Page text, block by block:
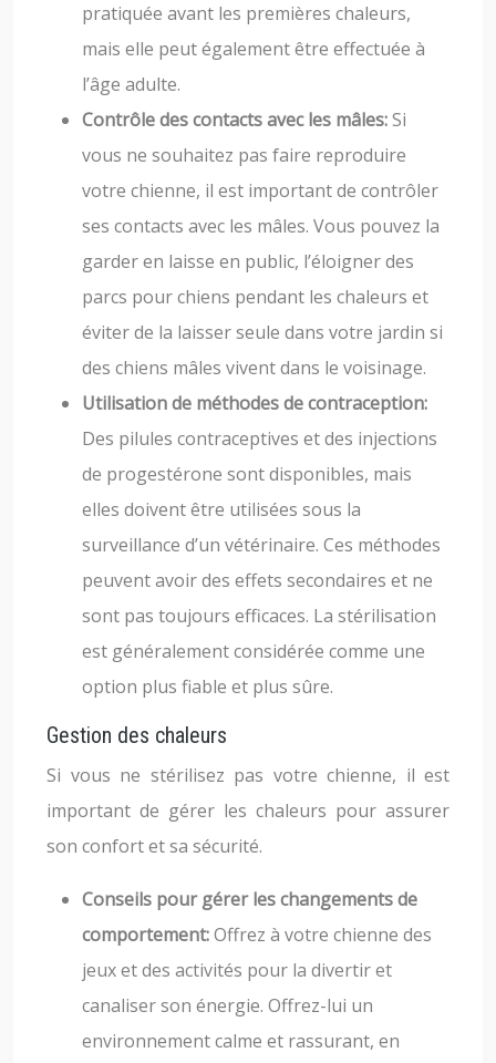
pratiquée avant les premières chaleurs,
mais elle peut également être effectuée à
l’âge adulte.
Contrôle des contacts avec les mâles:Si
vous ne souhaitez pas faire reproduire
votre chienne, il est important de contrôler
ses contacts avec les mâles. Vous pouvez la
garder en laisse en public, l’éloigner des
parcs pour chiens pendant les chaleurs et
éviter de la laisser seule dans votre jardin si
des chiens mâles vivent dans le voisinage.
Utilisation de méthodes de contraception:
Des pilules contraceptives et des injections
de progestérone sont disponibles, mais
elles doivent être utilisées sous la
surveillance d’un vétérinaire. Ces méthodes
peuvent avoir des effets secondaires et ne
sont pas toujours efficaces. La stérilisation
est généralement considérée comme une
option plus fiable et plus sûre.
Gestion des chaleurs
Si vous ne stérilisez pas votre chienne, il est
important de gérer les chaleurs pour assurer
son confort et sa sécurité.
Conseils pour gérer les changements de
comportement:Offrez à votre chienne des
jeux et des activités pour la divertir et
canaliser son énergie. Offrez-lui un
environnement calme et rassurant, en